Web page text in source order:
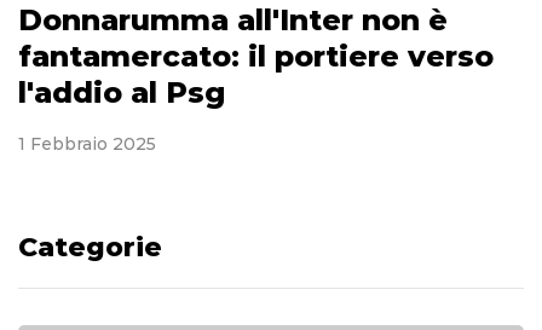
Donnarumma all'Inter non è
fantamercato: il portiere verso
l'addio al Psg
1 Febbraio 2025
Categorie